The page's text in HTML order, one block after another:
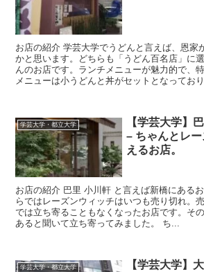
お店の紹介 学芸大学でうどんと言えば、恩家
かと思います。どちらも「うどん百名店」に
んのお店です。ランチメニューが魅力的で、
メニューは小うどんと丼がセットとなっており
学芸大学・都立大学
【学芸大学】
– ちゃんとレ
えるお店。
お店の紹介 巴里 小川軒 と言えば新橋にある
らではレーズンウィッチはいつも売り切れ。
では立ち寄ることもなくなったお店です。そ
あると聞いて立ち寄ってみました。 ち...
学芸大学・都立大学
【学芸大学】